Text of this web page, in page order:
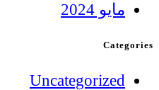
مايو 2024
Categories
Uncategorized